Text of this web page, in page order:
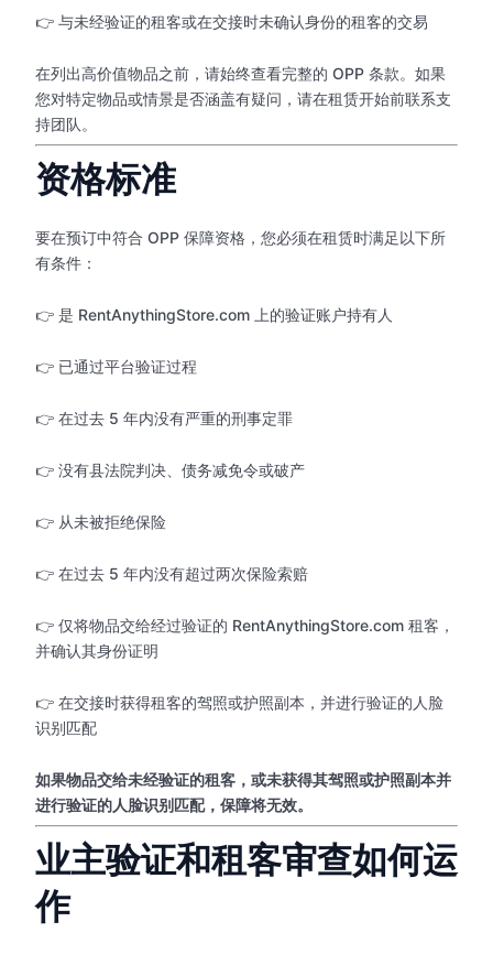
👉 与未经验证的租客或在交接时未确认身份的租客的交易
在列出高价值物品之前，请始终查看完整的 OPP 条款。如果
您对特定物品或情景是否涵盖有疑问，请在租赁开始前联系支
持团队。
资格标准
要在预订中符合 OPP 保障资格，您必须在租赁时满足以下所
有条件：
👉 是 RentAnythingStore.com 上的验证账户持有人
👉 已通过平台验证过程
👉 在过去 5 年内没有严重的刑事定罪
👉 没有县法院判决、债务减免令或破产
👉 从未被拒绝保险
👉 在过去 5 年内没有超过两次保险索赔
👉 仅将物品交给经过验证的 RentAnythingStore.com 租客，
并确认其身份证明
👉 在交接时获得租客的驾照或护照副本，并进行验证的人脸
识别匹配
如果物品交给未经验证的租客，或未获得其驾照或护照副本并
进行验证的人脸识别匹配，保障将无效。
业主验证和租客审查如何运
作